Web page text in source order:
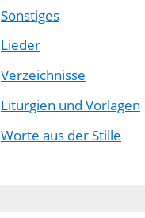
Sonstiges
Lieder
Verzeichnisse
Liturgien und Vorlagen
Worte aus der Stille